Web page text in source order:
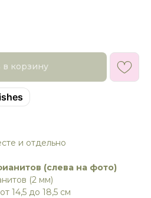
в корзину
и отдельно
(слева на фото)
(2 мм)
14,5 до 18,5 см